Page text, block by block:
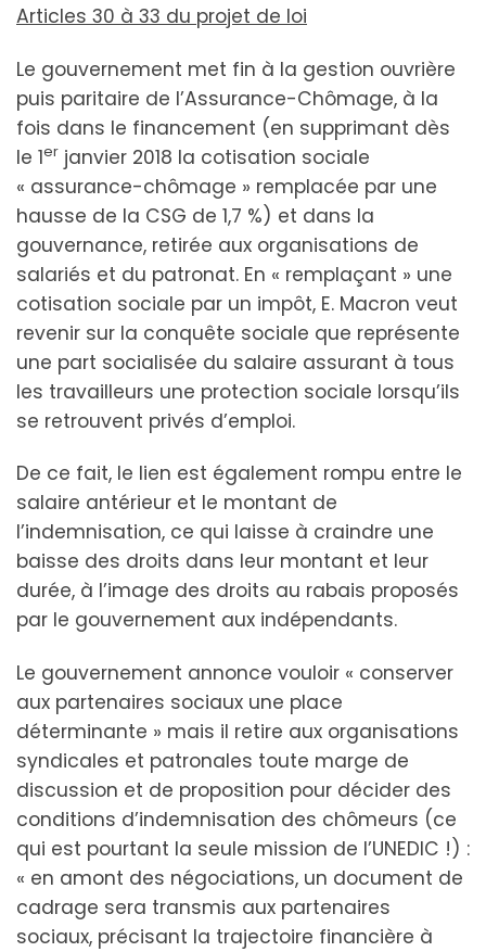
Articles 30 à 33 du projet de loi
Le gouvernement met fin à la gestion ouvrière
puis paritaire de l’Assurance-Chômage, à la
fois dans le financement (en supprimant dès
le 1er janvier 2018 la cotisation sociale
« assurance-chômage » remplacée par une
hausse de la CSG de 1,7 %) et dans la
gouvernance, retirée aux organisations de
salariés et du patronat. En « remplaçant » une
cotisation sociale par un impôt, E. Macron veut
revenir sur la conquête sociale que représente
une part socialisée du salaire assurant à tous
les travailleurs une protection sociale lorsqu’ils
se retrouvent privés d’emploi.
De ce fait, le lien est également rompu entre le
salaire antérieur et le montant de
l’indemnisation, ce qui laisse à craindre une
baisse des droits dans leur montant et leur
durée, à l’image des droits au rabais proposés
par le gouvernement aux indépendants.
Le gouvernement annonce vouloir « conserver
aux partenaires sociaux une place
déterminante » mais il retire aux organisations
syndicales et patronales toute marge de
discussion et de proposition pour décider des
conditions d’indemnisation des chômeurs (ce
qui est pourtant la seule mission de l’UNEDIC !) :
« en amont des négociations, un document de
cadrage sera transmis aux partenaires
sociaux, précisant la trajectoire financière à